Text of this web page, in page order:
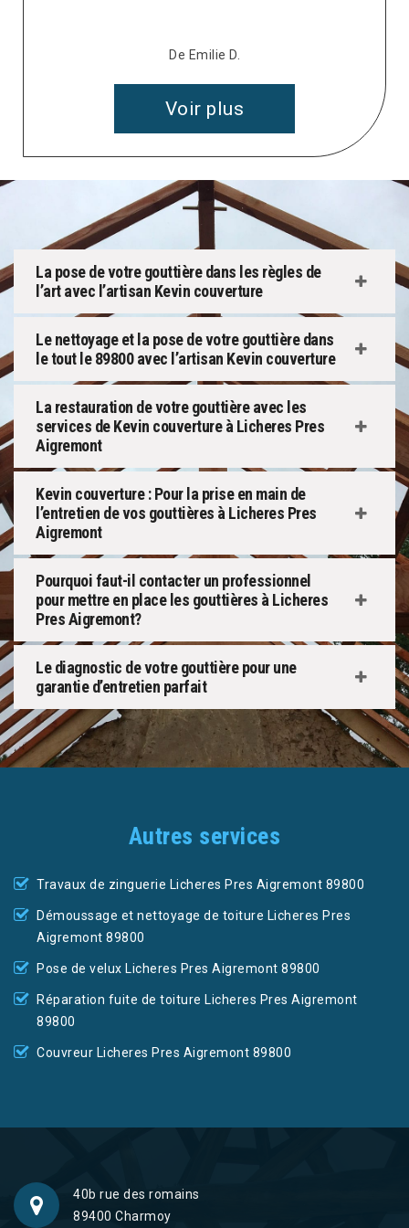
Voir plus
La pose de votre gouttière dans les règles de
l’art avec l’artisan Kevin couverture
Le nettoyage et la pose de votre gouttière dans
le tout le 89800 avec l’artisan Kevin couverture
La restauration de votre gouttière avec les
services de Kevin couverture à Licheres Pres
Aigremont
Kevin couverture : Pour la prise en main de
l’entretien de vos gouttières à Licheres Pres
Aigremont
Pourquoi faut-il contacter un professionnel
pour mettre en place les gouttières à Licheres
Pres Aigremont?
Le diagnostic de votre gouttière pour une
garantie d’entretien parfait
Autres services
Travaux de zinguerie Licheres Pres Aigremont 89800
Démoussage et nettoyage de toiture Licheres Pres
Aigremont 89800
Pose de velux Licheres Pres Aigremont 89800
Réparation fuite de toiture Licheres Pres Aigremont
89800
Couvreur Licheres Pres Aigremont 89800
40b rue des romains
89400 Charmoy